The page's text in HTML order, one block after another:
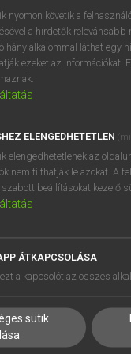
BELÉPÉS
SÚGÓ
RÓLUNK
SÜTI
nyomon követik a
a hirdetők relevánsabb
hány alkalommal láthat egy
ezeket az információkat.
ELENGEDHETETLEN
elengedhetetlenek az
nem tilthatják le azokat. A
beállításokat kezelő
ÁTKAPCSOLÁSA
a kapcsolót az összes
sütik